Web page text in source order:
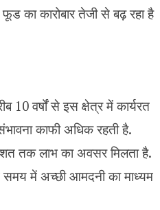
का कारोबार तेजी से बढ़ रहा है
वर्षों से इस क्षेत्र में कार्यरत
काफी अधिक रहती है.
तक लाभ का अवसर मिलता है.
समय में अच्छी आमदनी का माध्यम